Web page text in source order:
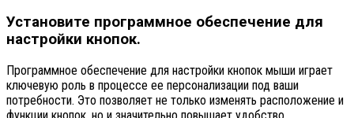
Установите программное обеспечение для
настройки кнопок.
Программное обеспечение для настройки кнопок мыши играет
ключевую роль в процессе ее персонализации под ваши
потребности. Это позволяет не только изменять расположение и